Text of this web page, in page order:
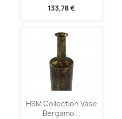
133,78 €
HSM Collection Vase
Bergamo...